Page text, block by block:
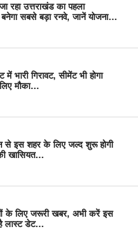
रहा उत्तराखंड का पहला
बनेगा सबसे बड़ा रनवे, जानें योजना…
भारी गिरावट, सीमेंट भी होगा
मौका…
से इस शहर के लिए जल्द शुरू होगी
खासियत…
के लिए जरूरी खबर, अभी करें इस
लास्ट डेट…